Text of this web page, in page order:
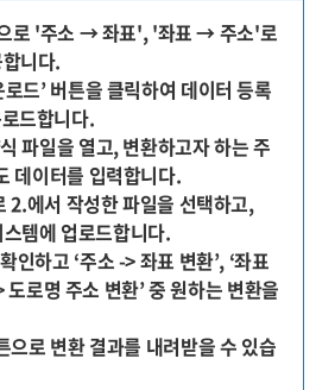
로 '주소 → 좌표', '좌표 → 주소'로
니다.
드’ 버튼을 클릭하여 데이터 등록
드합니다.
파일을 열고, 변환하고자 하는 주
데이터를 입력합니다.
2.에서 작성한 파일을 선택하고,
스템에 업로드합니다.
인하고 ‘주소 -> 좌표 변환’, ‘좌표
도로명 주소 변환’ 중 원하는 변환을
으로 변환 결과를 내려받을 수 있습